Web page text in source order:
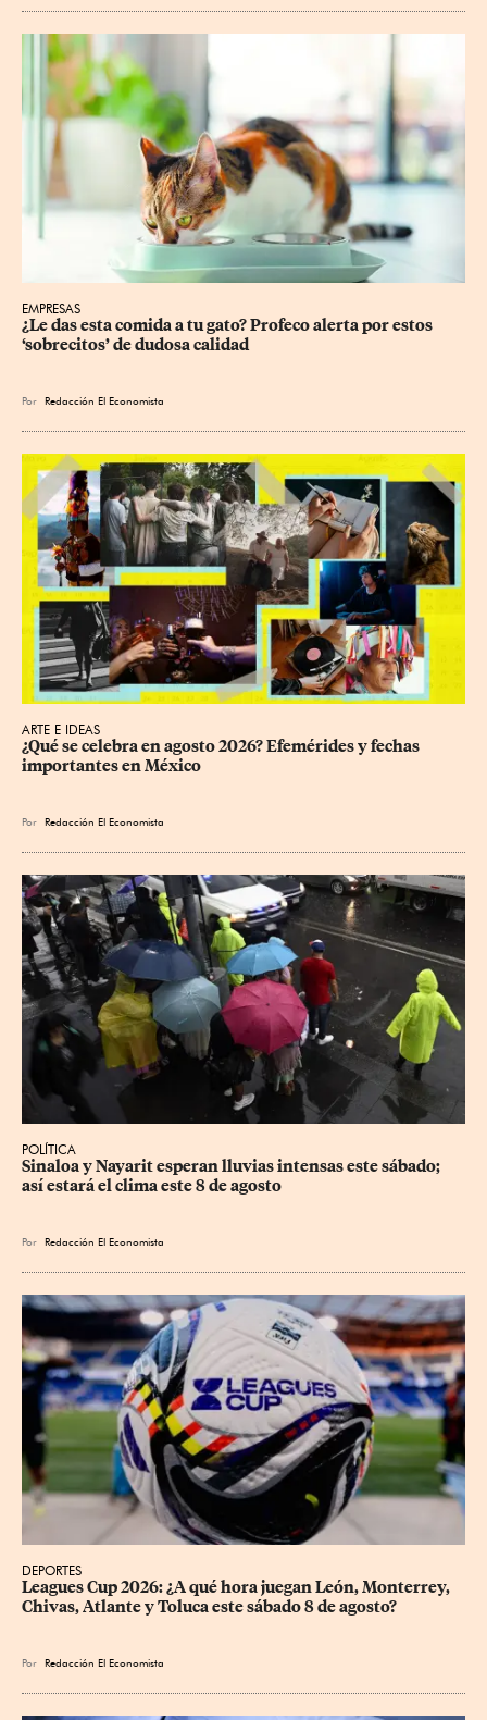
EMPRESAS
¿Le das esta comida a tu gato? Profeco alerta por estos
‘sobrecitos’ de dudosa calidad
Por Redacción El Economista
ARTE E IDEAS
¿Qué se celebra en agosto 2026? Efemérides y fechas
importantes en México
Por Redacción El Economista
POLÍTICA
Sinaloa y Nayarit esperan lluvias intensas este sábado;
así estará el clima este 8 de agosto
Por Redacción El Economista
DEPORTES
Leagues Cup 2026: ¿A qué hora juegan León, Monterrey,
Chivas, Atlante y Toluca este sábado 8 de agosto?
Por Redacción El Economista